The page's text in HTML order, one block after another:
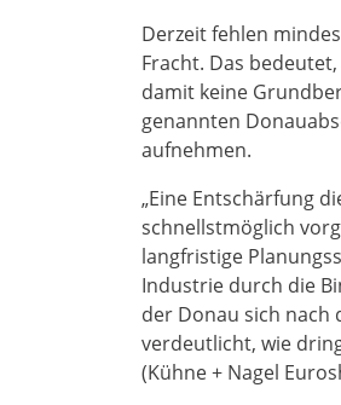
Derzeit fehlen
Fracht. Das
damit keine
genannten
aufnehmen.
„Eine Entschärfung
schnellstmöglich
langfristige
Industrie durch die
der Donau sich nach
verdeutlicht, wie
(Kühne + Nagel